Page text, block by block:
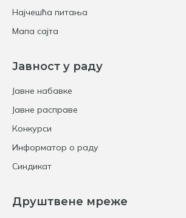
Најчешћа питања
Мапа сајта
Јавност у раду
Јавне набавке
Јавне расправе
Конкурси
Информатор о раду
Синдикат
Друштвене мреже